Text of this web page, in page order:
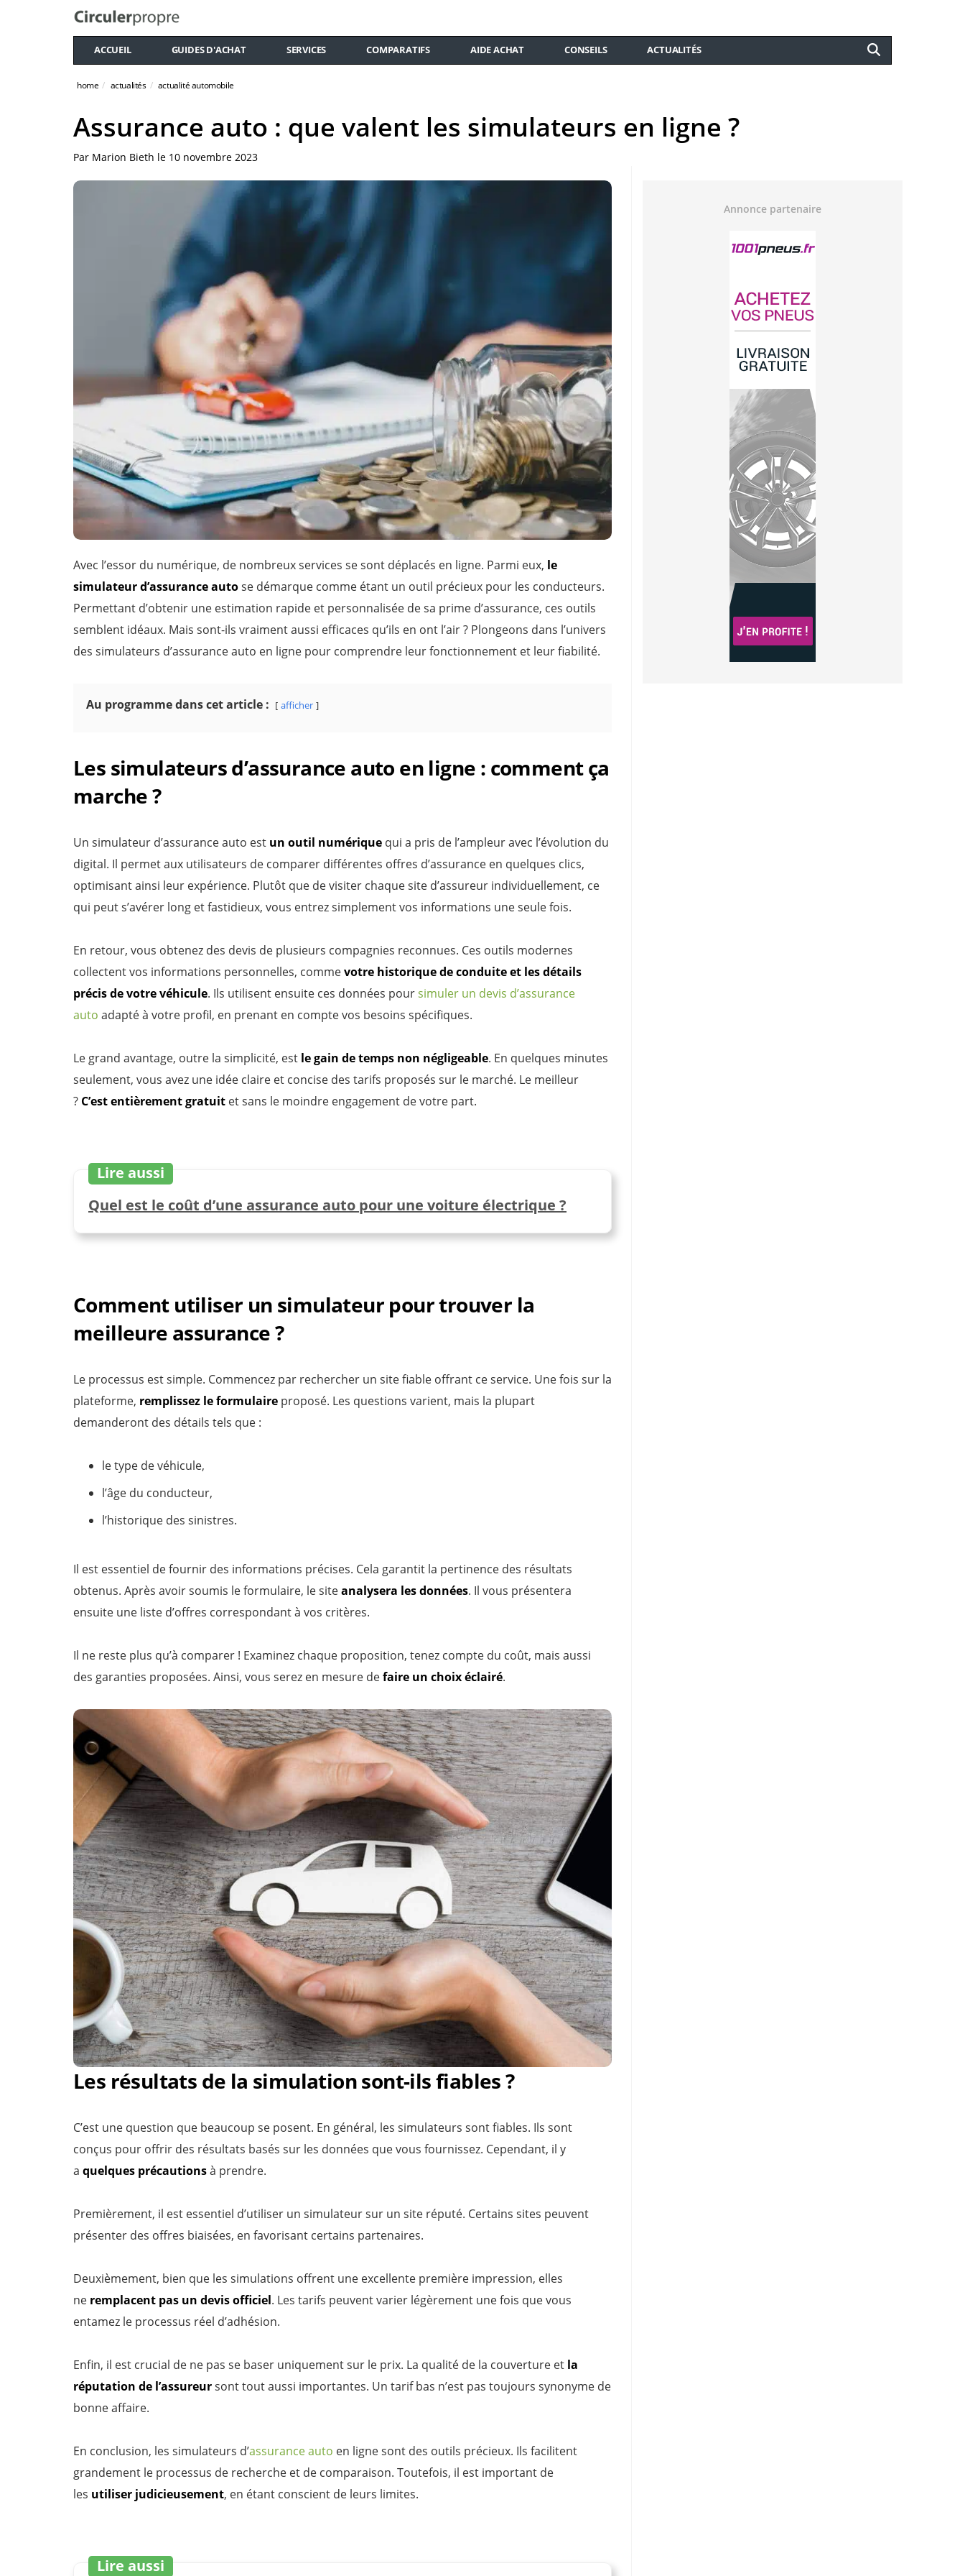
ACCUEIL GUIDES D'ACHAT SERVICES COMPARATIFS AIDE ACHAT CONSEILS ACTUALITÉS
home actualités actualité automobile
Assurance auto : que valent les simulateurs en ligne ?
Par Marion Bieth le 10 novembre 2023
Avec l’essor du numérique, de nombreux services se sont déplacés en ligne. Parmi eux, le
simulateur d’assurance autose démarque comme étant un outil précieux pour les conducteurs.
Permettant d’obtenir une estimation rapide et personnalisée de sa prime d’assurance, ces outils
semblent idéaux. Mais sont-ils vraiment aussi efficaces qu’ils en ont l’air ? Plongeons dans l’univers
des simulateurs d’assurance auto en ligne pour comprendre leur fonctionnement et leur fiabilité.
Au programme dans cet article : afficher
Les simulateurs d’assurance auto en ligne : comment ça
marche ?
Un simulateur d’assurance auto est un outil numérique qui a pris de l’ampleur avec l’évolution du
digital. Il permet aux utilisateurs de comparer différentes offres d’assurance en quelques clics,
optimisant ainsi leur expérience. Plutôt que de visiter chaque site d’assureur individuellement, ce
qui peut s’avérer long et fastidieux, vous entrez simplement vos informations une seule fois.
En retour, vous obtenez des devis de plusieurs compagnies reconnues. Ces outils modernes
collectent vos informations personnelles, commevotre historique de conduite et les détails
précis de votre véhicule. Ils utilisent ensuite ces données poursimuler un devis d’assurance
auto adapté à votre profil, en prenant en compte vos besoins spécifiques.
Le grand avantage, outre la simplicité, est legain de temps non négligeable. En quelques minutes
seulement, vous avez une idée claire et concise des tarifs proposés sur le marché. Le meilleur
? C’est entièrement gratuit et sans le moindre engagement de votre part.
Lire aussi
Quel est le coût d’une assurance auto pour une voiture électrique ?
Comment utiliser un simulateur pour trouver la
meilleure assurance ?
Le processus est simple. Commencez par rechercher un site fiable offrant ce service. Une fois sur la
plateforme, remplissez le formulaire proposé. Les questions varient, mais la plupart
demanderont des détails tels que :
le type de véhicule,
l’âge du conducteur,
l’historique des sinistres.
Il est essentiel de fournir des informations précises. Cela garantit la pertinence des résultats
obtenus. Après avoir soumis le formulaire, le siteanalysera les données. Il vous présentera
ensuite une liste d’offres correspondant à vos critères.
Il ne reste plus qu’à comparer ! Examinez chaque proposition, tenez compte du coût, mais aussi
des garanties proposées. Ainsi, vous serez en mesure defaire un choix éclairé.
Les résultats de la simulation sont-ils fiables ?
C’est une question que beaucoup se posent. En général, les simulateurs sont fiables. Ils sont
conçus pour offrir des résultats basés sur les données que vous fournissez. Cependant, il y
a quelques précautionsà prendre.
Premièrement, il est essentiel d’utiliser un simulateur sur un site réputé. Certains sites peuvent
présenter des offres biaisées, en favorisant certains partenaires.
Deuxièmement, bien que les simulations offrent une excellente première impression, elles
ne remplacent pas un devis officiel. Les tarifs peuvent varier légèrement une fois que vous
entamez le processus réel d’adhésion.
Enfin, il est crucial de ne pas se baser uniquement sur le prix. La qualité de la couverture et la
réputation de l’assureursont tout aussi importantes. Un tarif bas n’est pas toujours synonyme de
bonne affaire.
En conclusion, les simulateurs d’assurance auto en ligne sont des outils précieux. Ils facilitent
grandement le processus de recherche et de comparaison. Toutefois, il est important de
les utiliser judicieusement, en étant conscient de leurs limites.
Lire aussi
Annonce partenaire